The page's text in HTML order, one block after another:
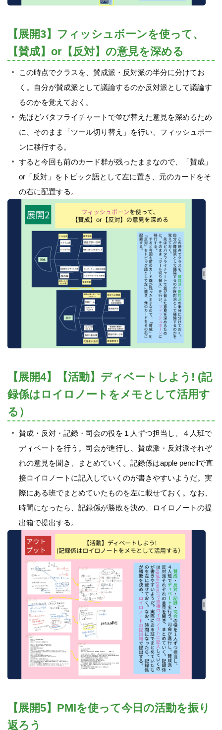
【展開3】フィッシュボーンを使って、
【賛成】or【反対】の意見を深める
この時点でクラスを、賛成派・反対派の半分に分けてお
く。自分が賛成派として議論するのか反対派として議論す
るのかを覚えておく。
先ほどバタフライチャートで並び替えた意見を深めるため
に、そのまま「ツール切り替え」を行い、フィッシュボー
ンに移行する。
すると今回も前のカード群が残ったままなので、「賛成」
or「反対」をトピック語として左に置き、元のカードをそ
の右に配置する。
【展開4】【活動】ディベートしよう! (記
録係はロイロノートをメモとして活用す
る）
賛成・反対・記録・司会の役を１人ずつ担当し、４人班で
ディベートを行う。司会が進行し、賛成派・反対派それぞ
れの意見を聞き、まとめていく。記録係はapple pencilで直
接ロイロノートに記入していくのが書きやすいようだ。実
際にある班でまとめていたものを左に載せておく。なお、
時間になったら、記録係が勝敗を決め、ロイロノートの提
出箱で提出する。
【展開5】PMIを使って今日の活動を振り
返ろう